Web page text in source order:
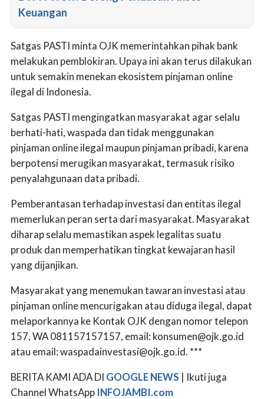
Keuangan
Satgas PASTI minta OJK memerintahkan pihak bank
melakukan pemblokiran. Upaya ini akan terus dilakukan
untuk semakin menekan ekosistem pinjaman online
ilegal di Indonesia.
Satgas PASTI mengingatkan masyarakat agar selalu
berhati-hati, waspada dan tidak menggunakan
pinjaman online ilegal maupun pinjaman pribadi, karena
berpotensi merugikan masyarakat, termasuk risiko
penyalahgunaan data pribadi.
Pemberantasan terhadap investasi dan entitas ilegal
memerlukan peran serta dari masyarakat. Masyarakat
diharap selalu memastikan aspek legalitas suatu
produk dan memperhatikan tingkat kewajaran hasil
yang dijanjikan.
Masyarakat yang menemukan tawaran investasi atau
pinjaman online mencurigakan atau diduga ilegal, dapat
melaporkannya ke Kontak OJK dengan nomor telepon
157, WA 081157157157, email: konsumen@ojk.go.id
atau email:waspadainvestasi@ojk.go.id. ***
BERITA KAMI ADA DI GOOGLE NEWS | Ikuti juga
Channel WhatsApp INFOJAMBI.com